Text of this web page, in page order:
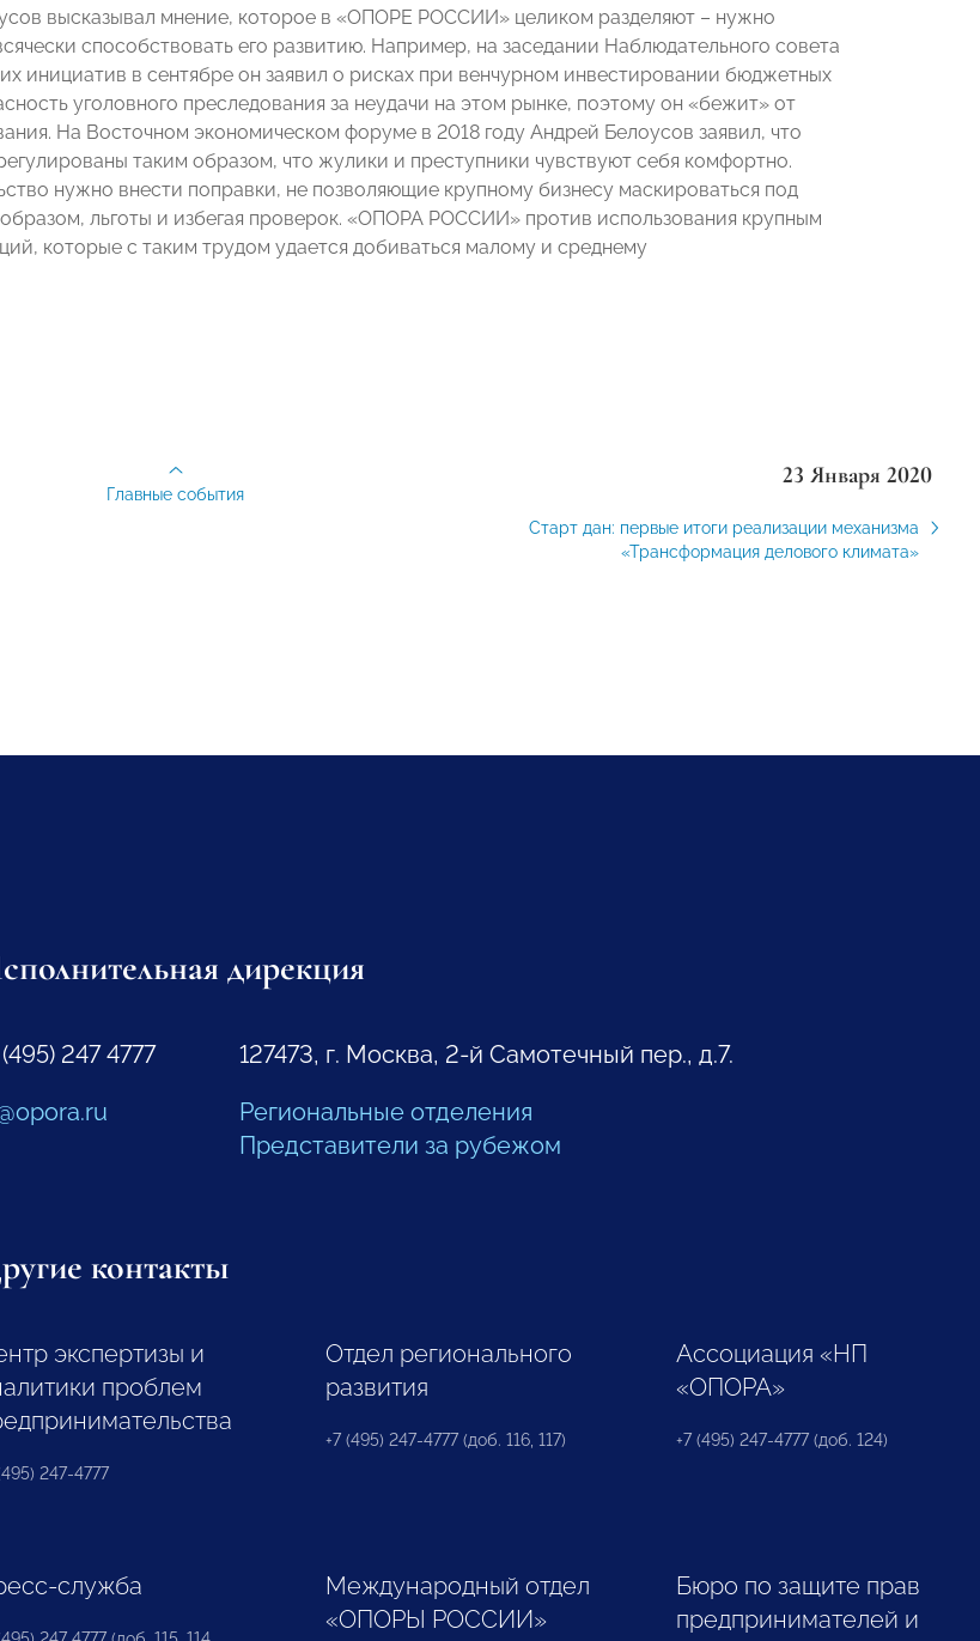
высказывал мнение, которое в «ОПОРЕ РОССИИ» целиком разделяют – нужно
способствовать его развитию. Например, на заседании Наблюдательного совета
инициатив в сентябре он заявил о рисках при венчурном инвестировании бюджетных
уголовного преследования за неудачи на этом рынке, поэтому он «бежит» от
На Восточном экономическом форуме в 2018 году Андрей Белоусов заявил, что
таким образом, что жулики и преступники чувствуют себя комфортно.
нужно внести поправки, не позволяющие крупному бизнесу маскироваться под
льготы и избегая проверок. «ОПОРА РОССИИ» против использования крупным
которые с таким трудом удается добиваться малому и среднему
23 Января 2020
Старт дан: первые итоги реализации механизма
«Трансформация делового климата»
Главные события
дирекция
(495) 247 4777
127473, г. Москва, 2-й Самотечный пер., д.7.
Региональные отделения
Представители за рубежом
контакты
экспертизы и
проблем
247-4777
Отдел регионального
развития
+7 (495) 247-4777 (доб. 116, 117)
Ассоциация «НП
«ОПОРА»
+7 (495) 247-4777 (доб. 124)
служба
Международный отдел
«ОПОРЫ РОССИИ»
Бюро по защите прав
предпринимателей и